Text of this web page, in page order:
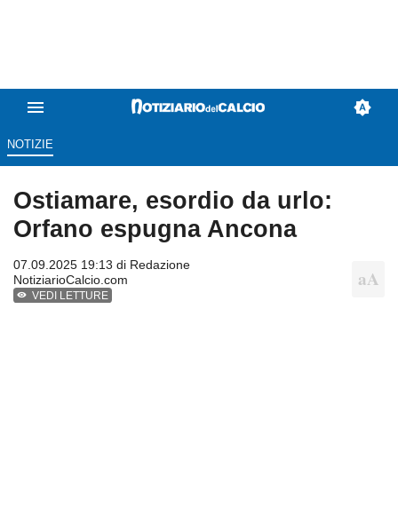
NOTIZIE
Ostiamare, esordio da urlo:
Orfano espugna Ancona
07.09.2025 19:13 di Redazione
NotiziarioCalcio.com
VEDI LETTURE